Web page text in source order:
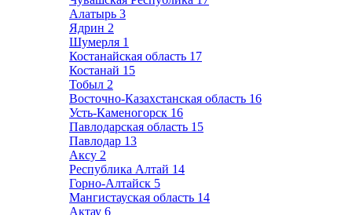
Алатырь 3
Ядрин 2
Шумерля 1
Костанайская область 17
Костанай 15
Тобыл 2
Восточно-Казахстанская область 16
Усть-Каменогорск 16
Павлодарская область 15
Павлодар 13
Аксу 2
Республика Алтай 14
Горно-Алтайск 5
Мангистауская область 14
Актау 6